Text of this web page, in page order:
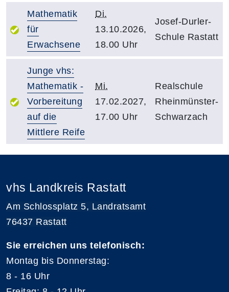
Mathematik
für
Erwachsene
Di.
13.10.2026,
18.00 Uhr
Josef-Durler-
Schule Rastatt
Junge vhs:
Mathematik -
Vorbereitung
auf die
Mittlere Reife
Mi.
17.02.2027,
17.00 Uhr
Realschule
Rheinmünster-
Schwarzach
vhs Landkreis Rastatt
Am Schlossplatz 5, Landratsamt
76437 Rastatt
Sie erreichen uns telefonisch:
Montag bis Donnerstag:
8 - 16 Uhr